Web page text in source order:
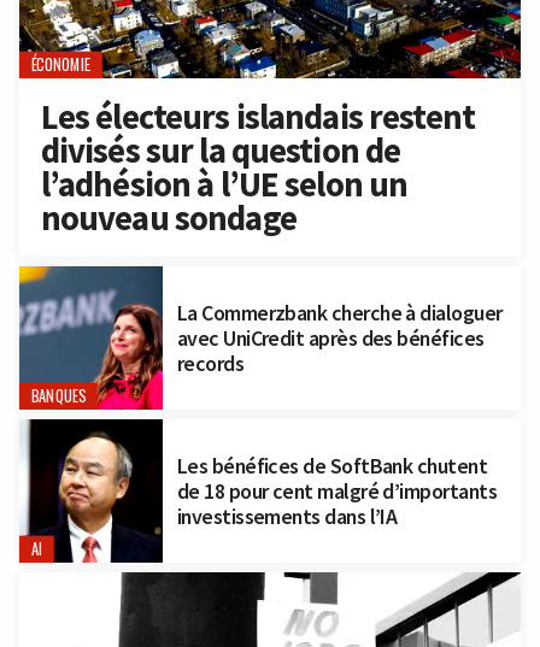
ÉCONOMIE
Les électeurs islandais restent
divisés sur la question de
l’adhésion à l’UE selon un
nouveau sondage
BANQUES
La Commerzbank cherche à dialoguer
avec UniCredit après des bénéfices
records
AI
Les bénéfices de SoftBank chutent
de 18 pour cent malgré d’importants
investissements dans l’IA